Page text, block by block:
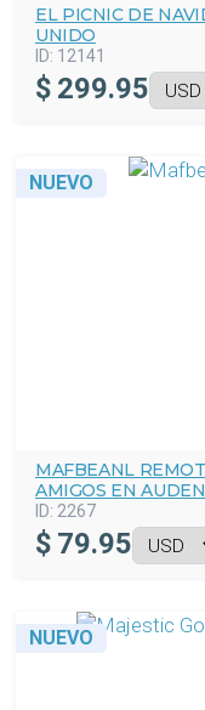
EL PICNIC DE
UNIDO
ID: 12141
$ 299.95
NUEVO
MAFBEANL
AMIGOS EN
ID: 2267
$ 79.95
NUEVO